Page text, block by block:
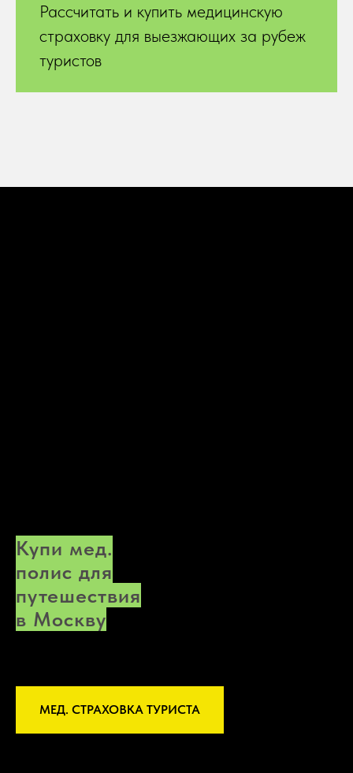
Рассчитать и купить медицинскую
страховку для выезжающих за рубеж
туристов
Купи мед.
полис для
путешествия
в Москву
МЕД. СТРАХОВКА ТУРИСТА